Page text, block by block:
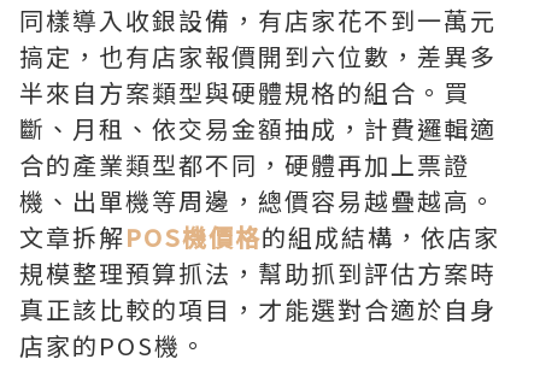
同樣導入收銀設備，有店家花不到一萬元
搞定，也有店家報價開到六位數，差異多
半來自方案類型與硬體規格的組合。買
斷、月租、依交易金額抽成，計費邏輯適
合的產業類型都不同，硬體再加上票證
機、出單機等周邊，總價容易越疊越高。
文章拆解POS機價格的組成結構，依店家
規模整理預算抓法，幫助抓到評估方案時
真正該比較的項目，才能選對合適於自身
店家的POS機。